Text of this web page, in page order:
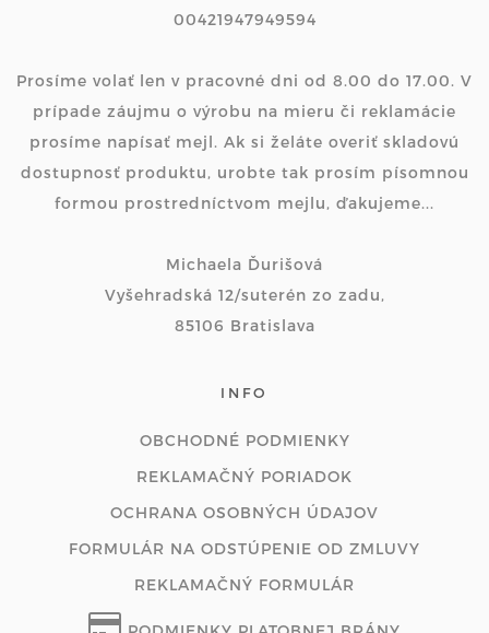
00421947949594
Prosíme volať len v pracovné dni od 8.00 do 17.00. V
prípade záujmu o výrobu na mieru či reklamácie
prosíme napísať mejl. Ak si želáte overiť skladovú
dostupnosť produktu, urobte tak prosím písomnou
formou prostredníctvom mejlu, ďakujeme...
Michaela Ďurišová
Vyšehradská 12/suterén zo zadu,
85106 Bratislava
INFO
OBCHODNÉ PODMIENKY
REKLAMAČNÝ PORIADOK
OCHRANA OSOBNÝCH ÚDAJOV
FORMULÁR NA ODSTÚPENIE OD ZMLUVY
REKLAMAČNÝ FORMULÁR